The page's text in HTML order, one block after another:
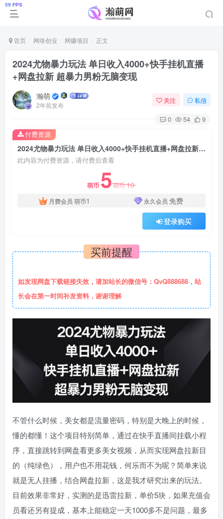
首页 网络创业 网赚项目 正文
2024尤物暴力玩法 单日收入4000+快手挂机直播
+网盘拉新 超暴力男粉无脑变现
瀚萌
2年前发布
关注 私信
0 54 9
2024尤物暴力玩法 单日收入4000+快手挂机直播+网盘拉新 超暴力男粉无脑变现
此内容为付费资源，请付费后查看
萌币 5萌币10
月费会员 萌币1 永久会员 免费
登录购买
付费资源
买前提醒
如发现网盘下载链接失效，请加站长的微信号：QvQ888688，站
长会在第一时间补发资料，谢谢理解
不管什么时候，美女都是流量密码，特别是大晚上的时候，
懂的都懂！这个项目特别简单，通过在快手直播间挂载小程
序，直接跳转到网盘看更多美女视频，从而实现网盘拉新目
的（纯绿色），用户也不用花钱，何乐而不为呢？简单来说
就是无人挂播，结合网盘拉新，这是我才研究出来的玩法。
目前效果非常好，实测的是迅雷拉新，单价5块，如果充值会
员看还另有提成，基本上能稳定一天1000多不是问题，最多